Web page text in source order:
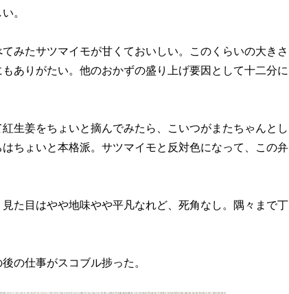
。
たサツマイモが甘くておいしい。このくらいの大きさ
ありがたい。他のおかずの盛り上げ要因として十二分に
姜をちょいと摘んでみたら、こいつがまたちゃんとし
ちょいと本格派。サツマイモと反対色になって、この弁
た目はやや地味やや平凡なれど、死角なし。隅々まで丁
の仕事がスコブル捗った。